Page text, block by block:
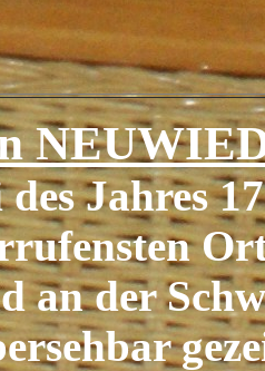
Jahres
an der